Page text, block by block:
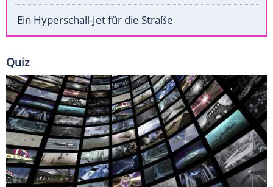
Ein Hyperschall-Jet für die Straße
Quiz